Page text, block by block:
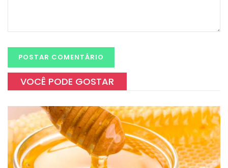
VOCÊ PODE GOSTAR